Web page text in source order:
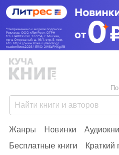
Жанры Новинки
Бесплатные книги
Краткий